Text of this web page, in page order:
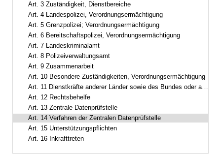
Art. 3 Zuständigkeit, Dienstbereiche
Art. 4 Landespolizei, Verordnungsermächtigung
Art. 5 Grenzpolizei; Verordnungsermächtigung
Art. 6 Bereitschaftspolizei, Verordnungsermächtigung
Art. 7 Landeskriminalamt
Art. 8 Polizeiverwaltungsamt
Art. 9 Zusammenarbeit
Art. 10 Besondere Zuständigkeiten, Verordnungsermächtigung
Art. 11 Dienstkräfte anderer Länder sowie des Bundes oder anderer Staaten
Art. 12 Rechtsbehelfe
Art. 13 Zentrale Datenprüfstelle
Art. 14 Verfahren der Zentralen Datenprüfstelle
Art. 15 Unterstützungspflichten
Art. 16 Inkrafttreten